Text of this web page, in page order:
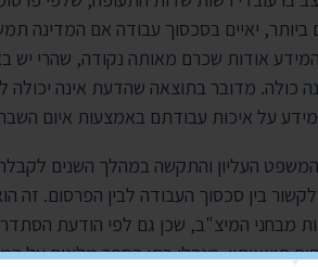
ביותר, יאיים בסכסוך עבודה אם המדינה
אודות שכרם מאותה נקודה, שהרי יש
כולה. מדובר בתוצאה שהדעת אינה יכולה
מידע על איכות עבודתם באמצעות איום
העליון והתקשה במהלך השנים
בין סכסוך העבודה לבין הפרסום. זה
מבחני המיצ"ב, שכן גם לפי הודעת
תוצאותיו. מנהלי בתי הספר מלינים על